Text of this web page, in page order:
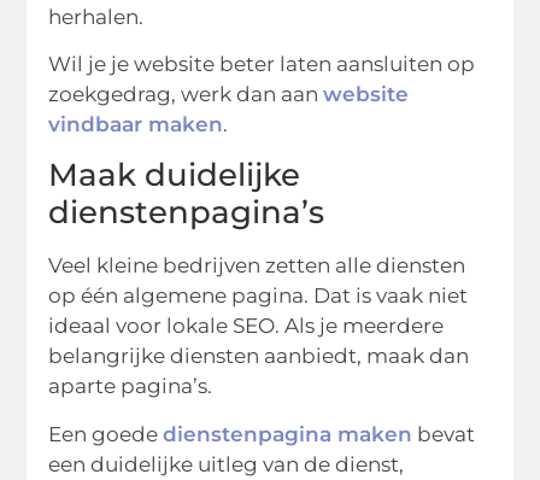
herhalen.
Wil je je website beter laten aansluiten op
zoekgedrag, werk dan aanwebsite
vindbaar maken.
Maak duidelijke
dienstenpagina’s
Veel kleine bedrijven zetten alle diensten
op één algemene pagina. Dat is vaak niet
ideaal voor lokale SEO. Als je meerdere
belangrijke diensten aanbiedt, maak dan
aparte pagina’s.
Een goededienstenpagina maken bevat
een duidelijke uitleg van de dienst,